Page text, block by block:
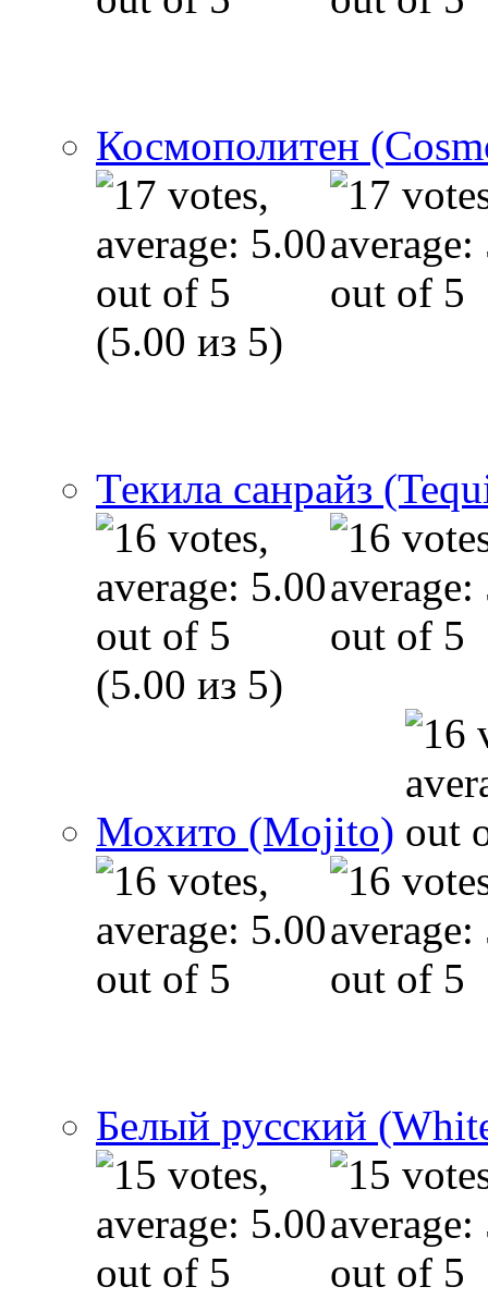
Космополитен
(5.00 из 5)
Текила санрайз
(5.00 из 5)
Мохито (Mojito)
Белый русский